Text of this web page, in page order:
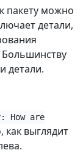
пакету можно
детали,
детали.
How are
как выглядит